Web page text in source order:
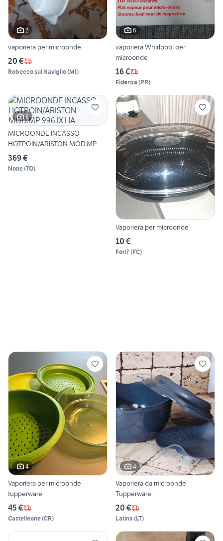
2
vaporiera per microonde
20 €
Robecco sul Naviglio(MI)
6
vaporiera Whirlpool per
microonde
16 €
Fidenza (PR)
6
MICROONDE INCASSO
HOTPOIN/ARISTON MOD.MP
996 IX HA
369 €
None(TO)
Vaporiera per microonde
10 €
Forli' (FC)
4
Vaporiera per microonde
tupperware
45 €
Castelleone(CR)
4
Vaporiera da microonde
Tupperware
20 €
Latina (LT)